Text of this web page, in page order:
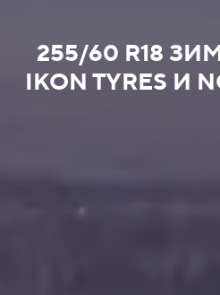
255/60 R18
IKON TYRES И